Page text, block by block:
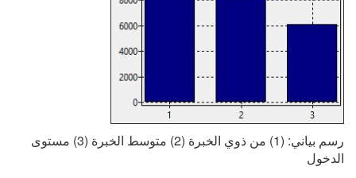
رسم بياني: (1) من ذوي الخبرة (2) متوسط الخبرة (3) مستوى
الدخول